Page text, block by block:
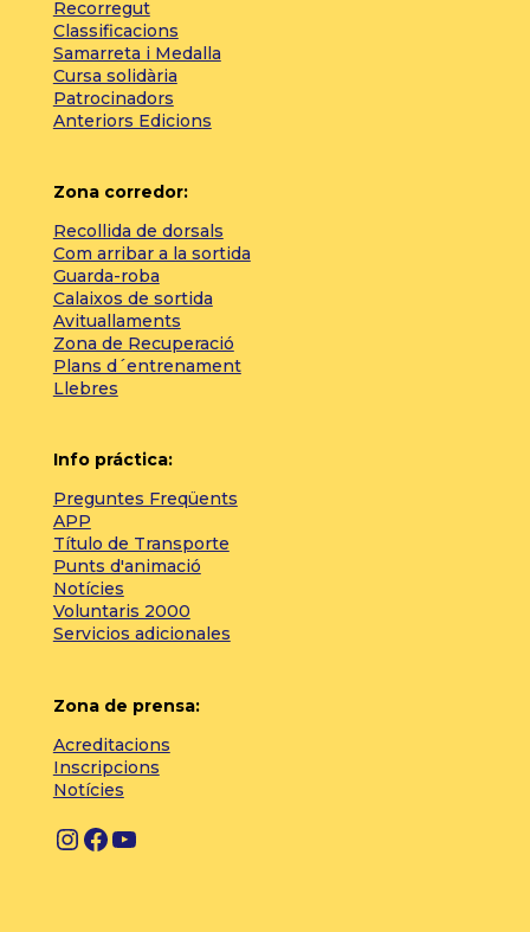
Recorregut
Classificacions
Samarreta i Medalla
Cursa solidària
Patrocinadors
Anteriors Edicions
Zona corredor:
Recollida de dorsals
Com arribar a la sortida
Guarda-roba
Calaixos de sortida
Avituallaments
Zona de Recuperació
Plans d´entrenament
Llebres
Info práctica:
Preguntes Freqüents
APP
Título de Transporte
Punts d'animació
Notícies
Voluntaris 2000
Servicios adicionales
Zona de prensa:
Acreditacions
Inscripcions
Notícies
InstagramFacebook YouTube